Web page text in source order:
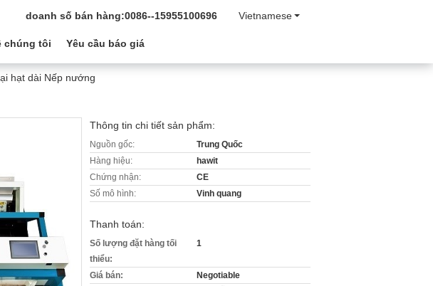
Vietnamese
doanh số bán hàng:0086--15955100696
chúng tôi Yêu cầu báo giá
hạt dài Nếp nướng
Thông tin chi tiết sản phẩm:
Nguồn gốc:
Trung Quốc
Hàng hiệu:
hawit
Chứng nhận:
CE
Số mô hình:
Vinh quang
Thanh toán:
Số lượng đặt hàng tối
thiểu:
1
Giá bán: Negotiable